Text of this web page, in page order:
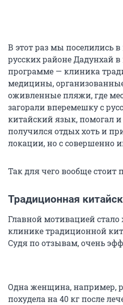
В этот раз мы поселились
русских районе Дадунхай в
программе — клиника
медицины,
оживленные пляжи, где
загорали вперемешку с
китайский язык, помогал и
получился отдых хоть и
локации, но с совершенно
Так для чего вообще стоит
Традиционная
Главной мотивацией
клинике традиционной
Судя по отзывам, очень
Одна женщина, например,
похудела на 40 кг после